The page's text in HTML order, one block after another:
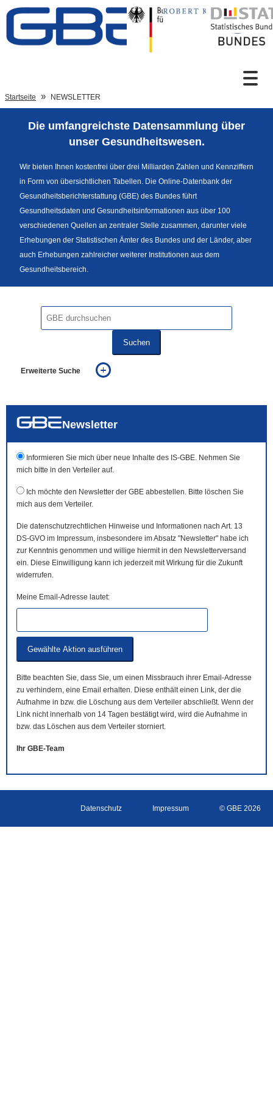
Zum Inhalt
Sprachumschaltung
Fußzeile
Startseite NEWSLETTER
Die umfangreichste Datensammlung über
unser Gesundheitswesen.
Wir bieten Ihnen kostenfrei über drei Milliarden Zahlen und Kennziffern
in Form von übersichtlichen Tabellen. Die Online-Datenbank der
Gesundheitsberichterstattung (GBE) des Bundes führt
Gesundheitsdaten und Gesundheitsinformationen aus über 100
verschiedenen Quellen an zentraler Stelle zusammen, darunter viele
Erhebungen der Statistischen Ämter des Bundes und der Länder, aber
auch Erhebungen zahlreicher weiterer Institutionen aus dem
Gesundheitsbereich.
Suchen
Erweiterte Suche
auch in allen Texten suchen (Volltextsuche)
Newsletter
Informieren Sie mich über neue Inhalte des IS-GBE. Nehmen Sie
mich bitte in den Verteiler auf.
Ich möchte den Newsletter der GBE abbestellen. Bitte löschen Sie
mich aus dem Verteiler.
Die datenschutzrechtlichen Hinweise und Informationen nach Art. 13
DS-GVO im Impressum, insbesondere im Absatz "Newsletter" habe ich
zur Kenntnis genommen und willige hiermit in den Newsletterversand
ein. Diese Einwilligung kann ich jederzeit mit Wirkung für die Zukunft
widerrufen.
Meine Email-Adresse lautet:
Bitte beachten Sie, dass Sie, um einen Missbrauch ihrer Email-Adresse
zu verhindern, eine Email erhalten. Diese enthält einen Link, der die
Aufnahme in bzw. die Löschung aus dem Verteiler abschließt. Wenn der
Link nicht innerhalb von 14 Tagen bestätigt wird, wird die Aufnahme in
bzw. das Löschen aus dem Verteiler storniert.
Ihr GBE-Team
Datenschutz Impressum © GBE 2026